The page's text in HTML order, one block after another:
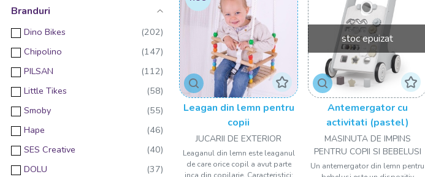
Branduri
Dino Bikes
Chipolino
PILSAN
Little Tikes
Smoby
Hape
SES Creative
DOLU
Leagan din lemn pentru
copii
JUCARII DE EXTERIOR
Leaganul din lemn este leaganul
de care orice copil a avut parte
stoc epuizat
Antemergator cu
activitati (pastel)
MASINUTA DE IMPINS
PENTRU COPII SI BEBELUSI
Un antemergator din lemn pentru